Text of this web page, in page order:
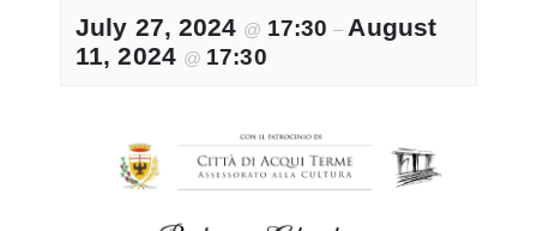
July 27, 2024 @ 17:30– August
11, 2024 @ 17:30